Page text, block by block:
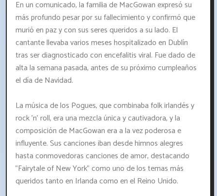
En un comunicado, la familia de MacGowan expresó su
más profundo pesar por su fallecimiento y confirmó que
murió en paz y con sus seres queridos a su lado. El
cantante llevaba varios meses hospitalizado en Dublín
tras ser diagnosticado con encefalitis viral. Fue dado de
alta la semana pasada, antes de su próximo cumpleaños
el día de Navidad.
La música de los Pogues, que combinaba folk irlandés y
rock 'n' roll, era una mezcla única y cautivadora, y la
composición de MacGowan era a la vez poderosa e
influyente. Sus canciones iban desde himnos alegres
hasta conmovedoras canciones de amor, destacando
"Fairytale of New York" como uno de los temas más
queridos tanto en Irlanda como en el Reino Unido.